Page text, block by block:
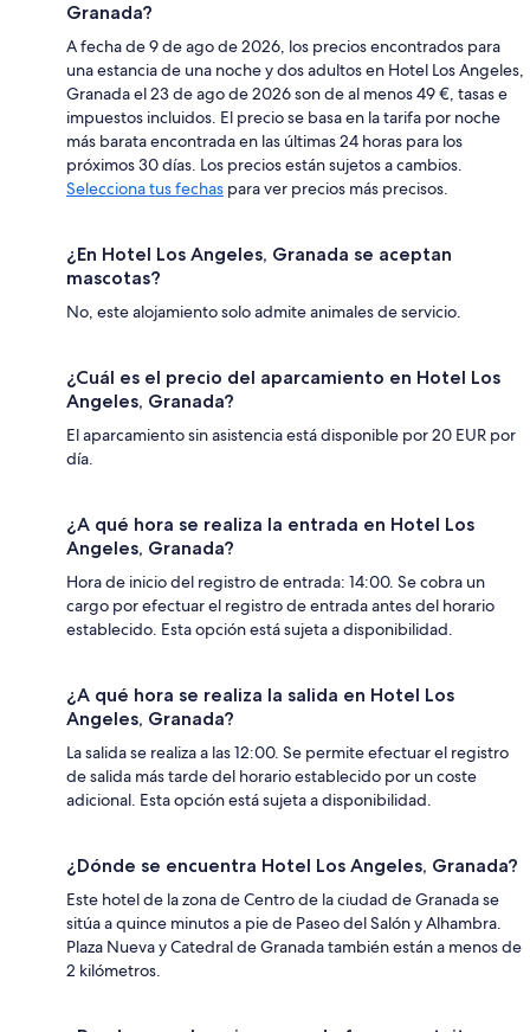
Granada?
A fecha de 9 de ago de 2026, los precios encontrados para
una estancia de una noche y dos adultos en Hotel Los Angeles,
Granada el 23 de ago de 2026 son de al menos 49 €, tasas e
impuestos incluidos. El precio se basa en la tarifa por noche
más barata encontrada en las últimas 24 horas para los
próximos 30 días. Los precios están sujetos a cambios.
Selecciona tus fechas para ver precios más precisos.
¿En Hotel Los Angeles, Granada se aceptan
mascotas?
No, este alojamiento solo admite animales de servicio.
¿Cuál es el precio del aparcamiento en Hotel Los
Angeles, Granada?
El aparcamiento sin asistencia está disponible por 20 EUR por
día.
¿A qué hora se realiza la entrada en Hotel Los
Angeles, Granada?
Hora de inicio del registro de entrada: 14:00. Se cobra un
cargo por efectuar el registro de entrada antes del horario
establecido. Esta opción está sujeta a disponibilidad.
¿A qué hora se realiza la salida en Hotel Los
Angeles, Granada?
La salida se realiza a las 12:00. Se permite efectuar el registro
de salida más tarde del horario establecido por un coste
adicional. Esta opción está sujeta a disponibilidad.
¿Dónde se encuentra Hotel Los Angeles, Granada?
Este hotel de la zona de Centro de la ciudad de Granada se
sitúa a quince minutos a pie de Paseo del Salón y Alhambra.
Plaza Nueva y Catedral de Granada también están a menos de
2 kilómetros.